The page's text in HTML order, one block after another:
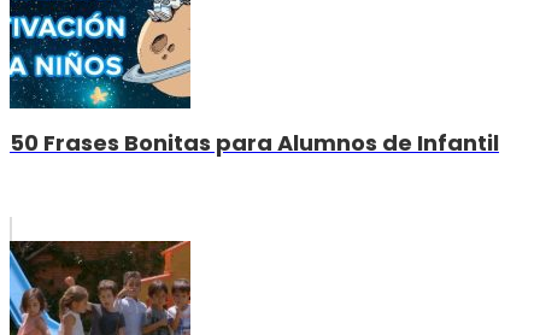
50 Frases Bonitas para Alumnos de Infantil